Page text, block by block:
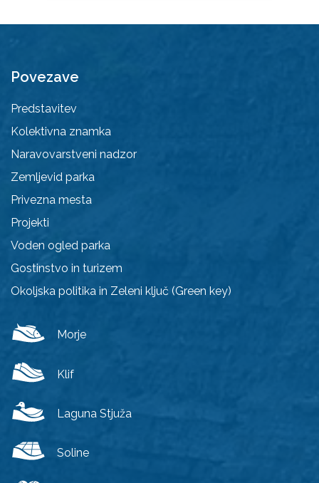
Povezave
Predstavitev
Kolektivna znamka
Naravovarstveni nadzor
Zemljevid parka
Privezna mesta
Projekti
Voden ogled parka
Gostinstvo in turizem
Okoljska politika in Zeleni ključ (Green key)
Morje
Klif
Laguna Stjuža
Soline